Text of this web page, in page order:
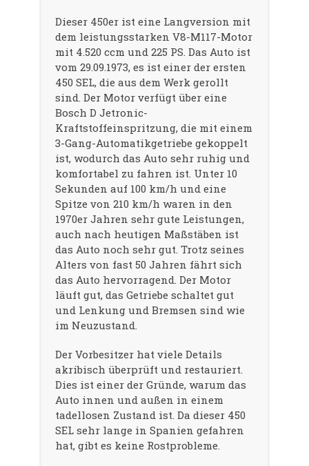
Dieser 450er ist eine Langversion mit
dem leistungsstarken V8-M117-Motor
mit 4.520 ccm und 225 PS. Das Auto ist
vom 29.09.1973, es ist einer der ersten
450 SEL, die aus dem Werk gerollt
sind. Der Motor verfügt über eine
Bosch D Jetronic-
Kraftstoffeinspritzung, die mit einem
3-Gang-Automatikgetriebe gekoppelt
ist, wodurch das Auto sehr ruhig und
komfortabel zu fahren ist. Unter 10
Sekunden auf 100 km/h und eine
Spitze von 210 km/h waren in den
1970er Jahren sehr gute Leistungen,
auch nach heutigen Maßstäben ist
das Auto noch sehr gut. Trotz seines
Alters von fast 50 Jahren fährt sich
das Auto hervorragend. Der Motor
läuft gut, das Getriebe schaltet gut
und Lenkung und Bremsen sind wie
im Neuzustand.
Der Vorbesitzer hat viele Details
akribisch überprüft und restauriert.
Dies ist einer der Gründe, warum das
Auto innen und außen in einem
tadellosen Zustand ist. Da dieser 450
SEL sehr lange in Spanien gefahren
hat, gibt es keine Rostprobleme.